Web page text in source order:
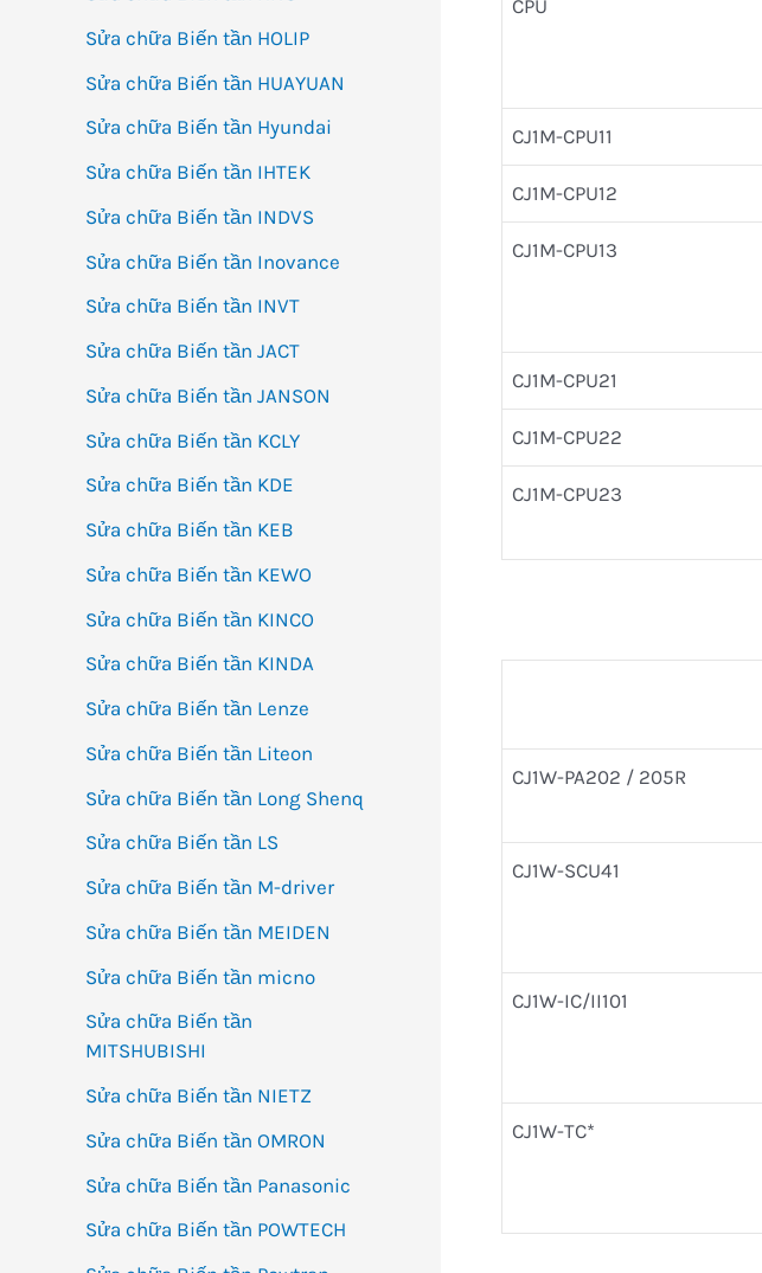
Sửa chữa Biến tần HOLIP
Sửa chữa Biến tần HUAYUAN
Sửa chữa Biến tần Hyundai
Sửa chữa Biến tần IHTEK
Sửa chữa Biến tần INDVS
Sửa chữa Biến tần Inovance
Sửa chữa Biến tần INVT
Sửa chữa Biến tần JACT
Sửa chữa Biến tần JANSON
Sửa chữa Biến tần KCLY
Sửa chữa Biến tần KDE
Sửa chữa Biến tần KEB
Sửa chữa Biến tần KEWO
Sửa chữa Biến tần KINCO
Sửa chữa Biến tần KINDA
Sửa chữa Biến tần Lenze
Sửa chữa Biến tần Liteon
Sửa chữa Biến tần Long Shenq
Sửa chữa Biến tần LS
Sửa chữa Biến tần M-driver
Sửa chữa Biến tần MEIDEN
Sửa chữa Biến tần micno
Sửa chữa Biến tần
MITSHUBISHI
Sửa chữa Biến tần NIETZ
Sửa chữa Biến tần OMRON
Sửa chữa Biến tần Panasonic
Sửa chữa Biến tần POWTECH
CPU
CJ1M-CPU11
CJ1M-CPU12
CJ1M-CPU13
CJ1M-CPU21
CJ1M-CPU22
CJ1M-CPU23
CJ1W-PA202 / 205R
CJ1W-SCU41
CJ1W-IC/II101
CJ1W-TC*